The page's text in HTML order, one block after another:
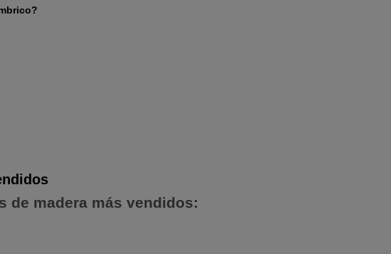
de madera más vendidos: